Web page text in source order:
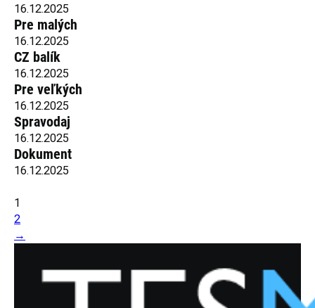
16.12.2025
Pre malých
16.12.2025
CZ balík
16.12.2025
Pre veľkých
16.12.2025
Spravodaj
16.12.2025
Dokument
16.12.2025
1
2
→